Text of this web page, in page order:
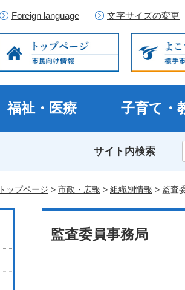
Foreign language 文字サイズの変更
福祉・医療 子育て・
サイト内検索
トップページ > 市政・広報 > 組織別情報 > 監査
監査委員事務局